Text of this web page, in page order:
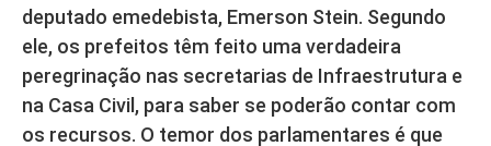
deputado emedebista, Emerson Stein. Segundo
ele, os prefeitos têm feito uma verdadeira
peregrinação nas secretarias de Infraestrutura e
na Casa Civil, para saber se poderão contar com
os recursos. O temor dos parlamentares é que